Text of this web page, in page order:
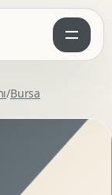
/Bursa